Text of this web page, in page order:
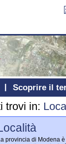
Scoprire il
trovi in:
provincia di Modena